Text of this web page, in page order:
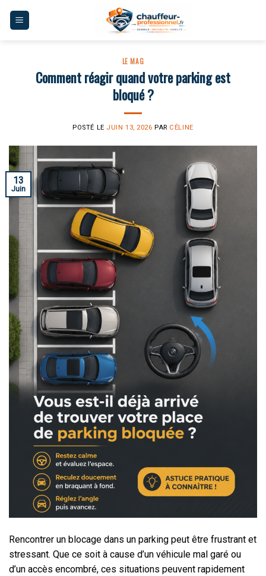
LE MAG
Comment réagir quand votre parking est
bloqué ?
POSTÉ LE JUIN 13, 2026 PAR CÉLINE
13
Juin
Rencontrer un blocage dans un parking peut être frustrant et
stressant. Que ce soit à cause d’un véhicule mal garé ou
d’un accès encombré, ces situations peuvent rapidement